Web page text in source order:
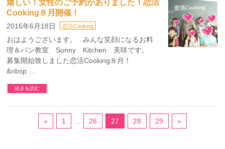
嬉しい！女性のご予約がありました！恋活
Cooking８月開催！
2016年6月18日 恋活Cooking
おはようございます。 みんな笑顔になるお料
理＆パン教室 Sunny Kitchen 美咲です。
募集開始致しました恋活Cooking８月！
&nbsp …
続きを読む
« 1 26 27 28 29 »